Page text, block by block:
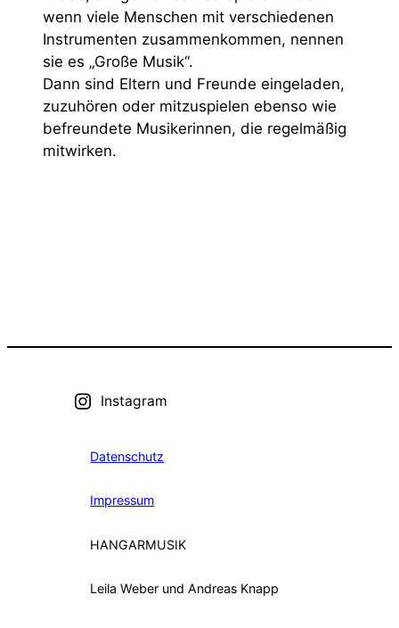
wenn viele Menschen mit verschiedenen
Instrumenten zusammenkommen, nennen
sie es „Große Musik“.
Dann sind Eltern und Freunde eingeladen,
zuzuhören oder mitzuspielen ebenso wie
befreundete Musikerinnen, die regelmäßig
mitwirken.
Instagram
Datenschutz
Impressum
HANGARMUSIK
Leila Weber und Andreas Knapp